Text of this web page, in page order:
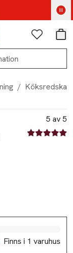
Favoriter
/ Köksredskap
5 av 5
5 av fem
Finns i 1 varuhus